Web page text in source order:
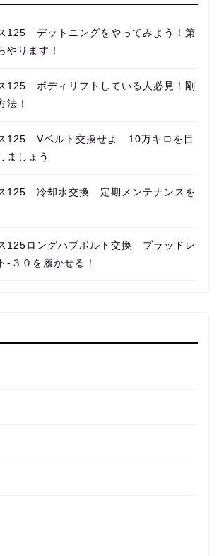
125 デットニングをやってみよう！第
やります！
125 ボディリフトしている人必見！剛
法！
125 Vベルト交換せよ 10万キロを目
ましょう
125 冷却水交換 定期メンテナンスを
125ロングハブボルト交換 ブラッドレ
‐３０を履かせる！